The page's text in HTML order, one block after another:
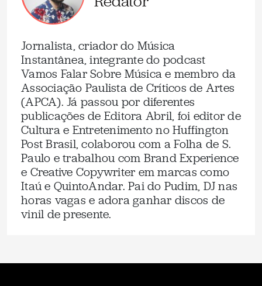
Jornalista, criador do Música
Instantânea, integrante do podcast
Vamos Falar Sobre Música e membro da
Associação Paulista de Críticos de Artes
(APCA). Já passou por diferentes
publicações de Editora Abril, foi editor de
Cultura e Entretenimento no Huffington
Post Brasil, colaborou com a Folha de S.
Paulo e trabalhou com Brand Experience
e Creative Copywriter em marcas como
Itaú e QuintoAndar. Pai do Pudim, DJ nas
horas vagas e adora ganhar discos de
vinil de presente.